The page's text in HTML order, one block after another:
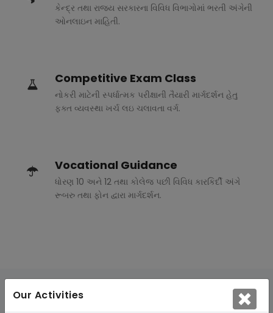
Our Activities
કેન્દ્ર તથા રાજ્ય સરકારના વિવિધ વિભાગોમાં ભરતી અંગેની
ઓનલાઇન માહિતી.
Competitive Exam Class
નોકરી માટેની સ્પર્ધાત્મક પરીક્ષાની તૈયારી માર્ગદર્શન હેતુ
ફક્ત વ્યવસ્થા ખર્ચ લઇ ચલાવતા વર્ગ.
Vocational Guidance
ધોરણ 10 અને 12 તથા કોલેજ પછી વિવિધ કારકિર્દી અંગે
રૂબરુ તથા ફોન દ્વારા માર્ગદર્શન.